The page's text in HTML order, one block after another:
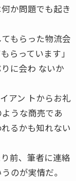
か問題でも起き
もらった物流会
らっています」
に会わ ないか
アン トからお礼
うな商売であ
るかも知れない
前、筆者に連絡
のが実情だ。